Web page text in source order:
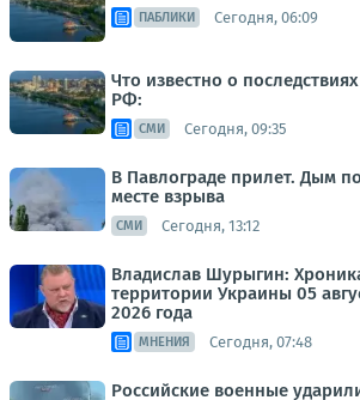
ПАБЛИКИ Сегодня, 06:09
Что известно о
РФ:
СМИ Сегодня, 09:35
В Павлограде прилет. Дым
месте взрыва
СМИ Сегодня, 13:12
Владислав Шурыгин:
территории Украины 05
2026 года
МНЕНИЯ Сегодня, 07:48
Российские военные